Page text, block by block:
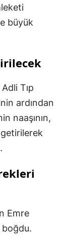
büyük
Tıp
ardından
naaşının,
getirilerek
Emre
boğdu.